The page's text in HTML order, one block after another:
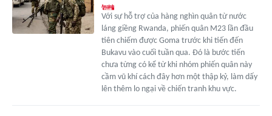
Với sự hỗ trợ của hàng nghìn quân từ nước
láng giềng Rwanda, phiến quân M23 lần đầu
tiên chiếm được Goma trước khi tiến đến
Bukavu vào cuối tuần qua. Đó là bước tiến
chưa từng có kể từ khi nhóm phiến quân này
cầm vũ khí cách đây hơn một thập kỷ, làm dấy
lên thêm lo ngại về chiến tranh khu vực.